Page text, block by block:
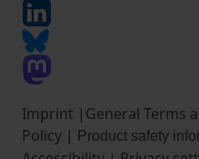
Imprint | General Terms
Policy | Product safety